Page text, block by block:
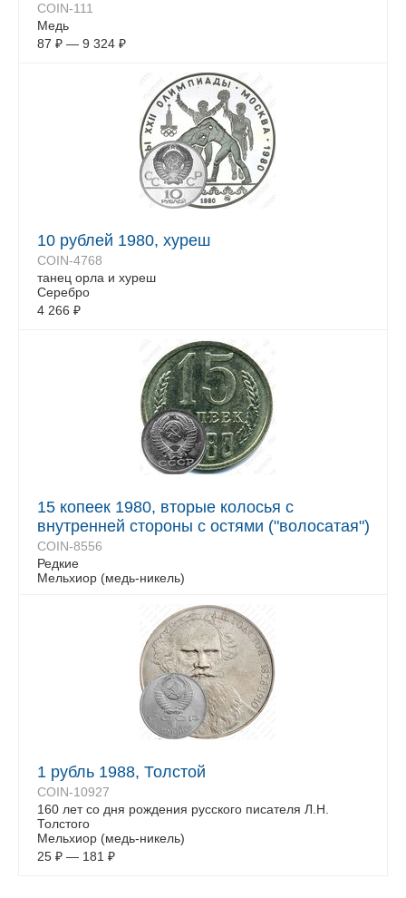
COIN-111
Медь
87 ₽ — 9 324 ₽
10 рублей 1980, хуреш
COIN-4768
танец орла и хуреш
Серебро
4 266 ₽
15 копеек 1980, вторые колосья с
внутренней стороны с остями ("волосатая")
COIN-8556
Редкие
Мельхиор (медь-никель)
1 рубль 1988, Толстой
COIN-10927
160 лет со дня рождения русского писателя Л.Н.
Толстого
Мельхиор (медь-никель)
25 ₽ — 181 ₽